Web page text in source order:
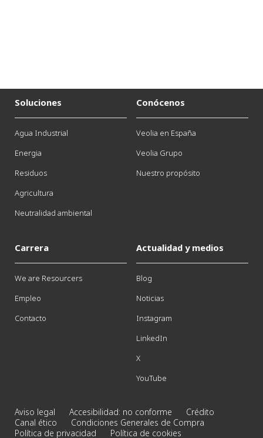
Soluciones
Agua Industrial
Energia
Residuos
Agricultura
Neutralidad ambiental
Conócenos
Veolia en España
Veolia Grupo
Nuestro propósito
Carrera
We are Resourcers
Empleo
Contacto
Actualidad y medios
Blog
Noticias
Instagram
LinkedIn
X
YouTube
Aviso legal Accesibilidad: no conforme
Crédito
Canal ético
Condiciones Generales de Compra
Política de privacidad
Política de cookies